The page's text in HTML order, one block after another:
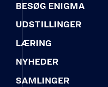
BESØG ENIGMA
UDSTILLINGER
LÆRING
NYHEDER
SAMLINGER